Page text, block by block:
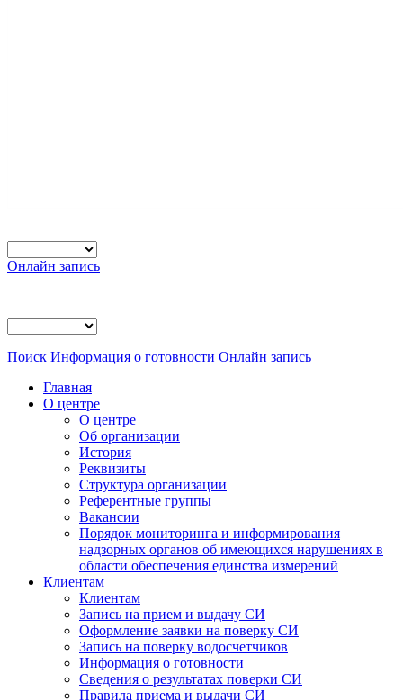
Онлайн запись
Поиск Информация о готовности Онлайн запись
Главная
О центре
О центре
Об организации
История
Реквизиты
Структура организации
Референтные группы
Вакансии
Порядок мониторинга и информирования
надзорных органов об имеющихся нарушениях в
области обеспечения единства измерений
Клиентам
Клиентам
Запись на прием и выдачу СИ
Оформление заявки на поверку СИ
Запись на поверку водосчетчиков
Информация о готовности
Сведения о результатах поверки СИ
Правила приема и выдачи СИ